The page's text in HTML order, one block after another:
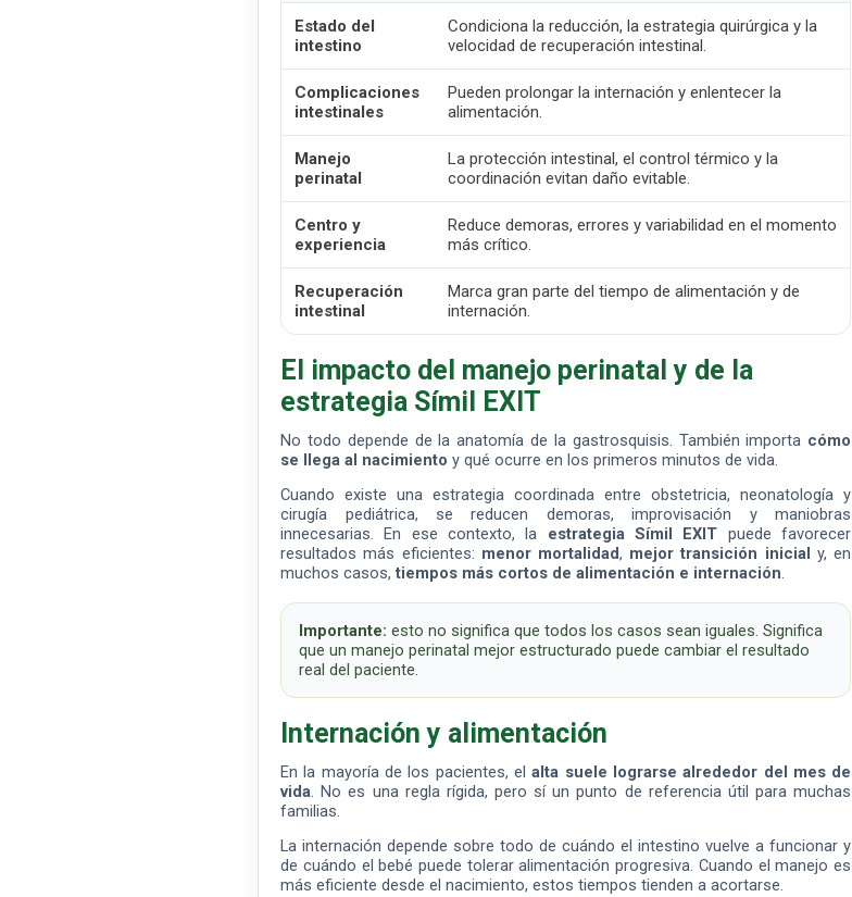
Estado del
intestino
Condiciona la reducción, la estrategia quirúrgica y la
velocidad de recuperación intestinal.
Complicaciones
intestinales
Pueden prolongar la internación y enlentecer la
alimentación.
Manejo
perinatal
La protección intestinal, el control térmico y la
coordinación evitan daño evitable.
Centro y
experiencia
Reduce demoras, errores y variabilidad en el momento
más crítico.
Recuperación
intestinal
Marca gran parte del tiempo de alimentación y de
internación.
El impacto del manejo perinatal y de la
estrategia Símil EXIT
No todo depende de la anatomía de la gastrosquisis. También importa cómo
se llega al nacimiento y qué ocurre en los primeros minutos de vida.
Cuando existe una estrategia coordinada entre obstetricia, neonatología y
cirugía pediátrica, se reducen demoras, improvisación y maniobras
innecesarias. En ese contexto, la estrategia Símil EXIT puede favorecer
resultados más eficientes: menor mortalidad, mejor transición inicial y, en
muchos casos,tiempos más cortos de alimentación e internación.
Importante: esto no significa que todos los casos sean iguales. Significa
que un manejo perinatal mejor estructurado puede cambiar el resultado
real del paciente.
Internación y alimentación
En la mayoría de los pacientes, elalta suele lograrse alrededor del mes de
vida. No es una regla rígida, pero sí un punto de referencia útil para muchas
familias.
La internación depende sobre todo de cuándo el intestino vuelve a funcionar y
de cuándo el bebé puede tolerar alimentación progresiva. Cuando el manejo es
más eficiente desde el nacimiento, estos tiempos tienden a acortarse.